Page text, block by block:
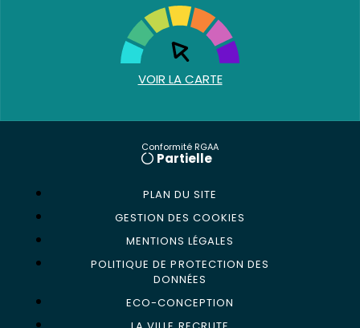
VOIR LA CARTE
Conformité RGAA
Partielle
PLAN DU SITE
GESTION DES COOKIES
MENTIONS LÉGALES
POLITIQUE DE PROTECTION DES
DONNÉES
ECO-CONCEPTION